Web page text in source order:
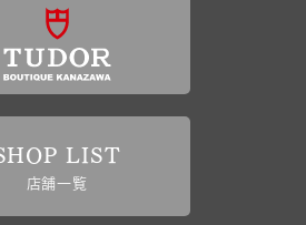
LIST
店舗一覧